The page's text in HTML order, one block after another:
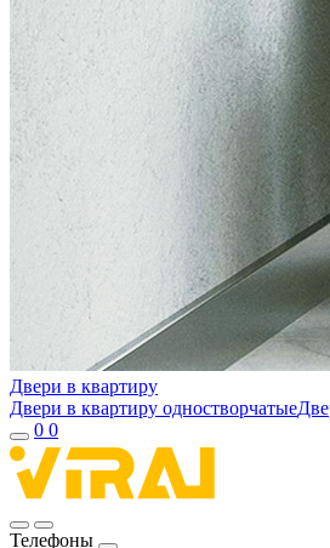
Двери в квартиру
Двери в квартиру одностворчатые
0 0
Телефоны